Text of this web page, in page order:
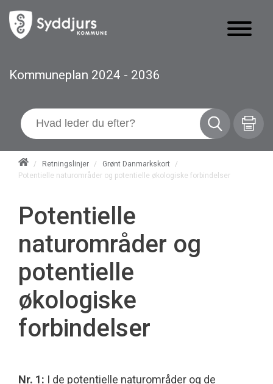
Kommuneplan 2024 - 2036
/ Retningslinjer / Grønt Danmarkskort
/
Potentielle naturområder og potentielle økologiske forbindelser
Potentielle
naturområder og
potentielle
økologiske
forbindelser
Nr. 1: I de potentielle naturområder og de